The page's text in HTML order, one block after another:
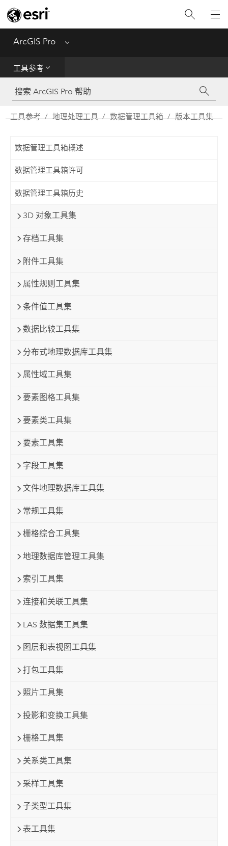
ArcGIS Pro Menu
工具参考
工具参考
Python
工具参考 地理处理工具 数据管理工具箱 版本工具集
数据管理工具箱概述
数据管理工具箱许可
数据管理工具箱历史
3D 对象工具集
存档工具集
附件工具集
属性规则工具集
条件值工具集
数据比较工具集
分布式地理数据库工具集
属性域工具集
要素图格工具集
要素类工具集
要素工具集
字段工具集
文件地理数据库工具集
常规工具集
栅格综合工具集
地理数据库管理工具集
索引工具集
连接和关联工具集
LAS 数据集工具集
图层和表视图工具集
打包工具集
照片工具集
投影和变换工具集
栅格工具集
关系类工具集
采样工具集
子类型工具集
表工具集